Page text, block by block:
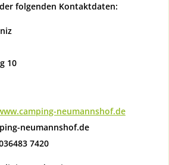
folgenden Kontaktdaten:
10
neumannshof.de
neumannshof.de
7420